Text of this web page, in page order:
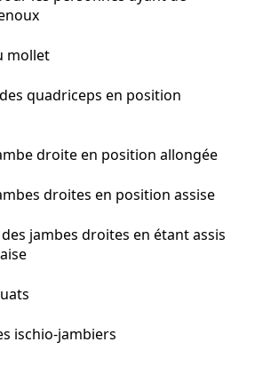
mollet
quadriceps en position
droite en position allongée
droites en position assise
des jambes droites en étant assis
ischio-jambiers